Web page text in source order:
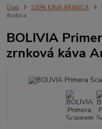
Úvod 100% KÁVA ARABICA
Arabica
BOLIVIA
zrnková káva